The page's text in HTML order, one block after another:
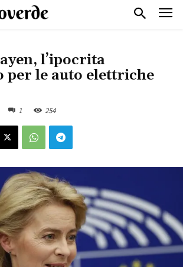
l’ipocrita
per le auto elettriche
1 254